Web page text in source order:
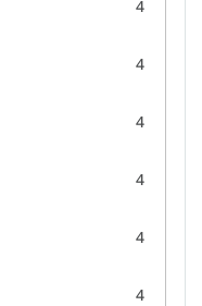
4
4
4
4
4
4